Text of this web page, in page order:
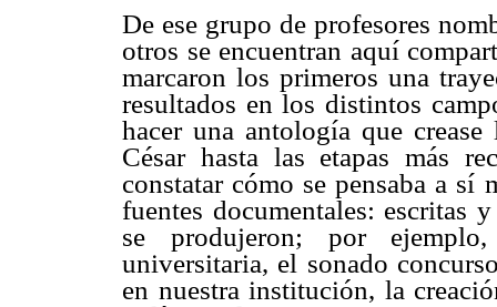
De ese grupo de profesores
otros se encuentran aquí
marcaron los primeros una
resultados en los distintos
hacer una antología que
César hasta las etapas más
constatar cómo se pensaba a
fuentes documentales: escritas
se produjeron; por
universitaria, el sonado
en nuestra institución, la